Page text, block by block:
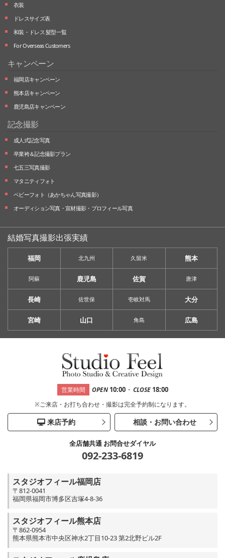
衣装
ドレスサイズ表
和装・ドレス 髪型一覧
For Overseas Customers
キャンペーン
福岡店キャンペーン
熊本店キャンペーン
鹿児島店キャンペーン
記念撮影
成人式記念写真
卒業袴＆記念撮影プラン
七五三写真撮影
マタニティフォト
ベビーフォト （あかちゃん写真撮影）
オーディション写真・ 宣材撮影・ プロフィール写真
結婚写真撮影出張実績
福岡 北九州 久留米 熊本
阿蘇 鹿児島 佐賀 唐津
長崎 佐世保 壱岐対馬 大分
宮崎 山口 角島 広島
営業時間 OPEN 10:00 - CLOSE 18:00
※ご来店・お打ち合わせ・撮影は完全予約制になります。
来店予約 相談・お問い合わせ
全店舗共通 お問合せダイヤル
092-233-6819
スタジオフィール福岡店
〒812-0041
福岡県福岡市博多区吉塚4-8-36
スタジオフィール熊本店
〒862-0954
熊本県熊本市中央区神水2丁目10-23 第2北野ビル2F